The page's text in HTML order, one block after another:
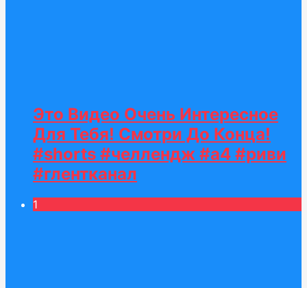
Это Видео Очень Интересное
Для Тебя! Смотри До Конца!
#shorts #челлендж #а4 #риви
#глентканал
1